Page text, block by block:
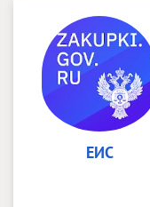
ЕИС